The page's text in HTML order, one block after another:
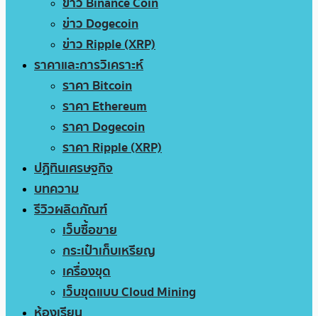
ข่าว Dogecoin
ข่าว Ripple (XRP)
ราคาและการวิเคราะห์
ราคา Bitcoin
ราคา Ethereum
ราคา Dogecoin
ราคา Ripple (XRP)
ปฏิทินเศรษฐกิจ
บทความ
รีวิวผลิตภัณฑ์
เว็บซื้อขาย
กระเป๋าเก็บเหรียญ
เครื่องขุด
เว็บขุดแบบ Cloud Mining